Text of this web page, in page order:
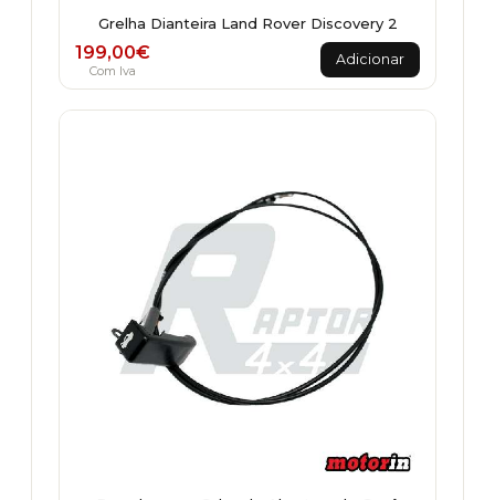
Grelha Dianteira Land Rover Discovery 2
199,00€
Com Iva
Adicionar